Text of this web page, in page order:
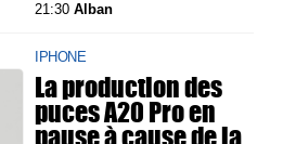
21:30Alban
IPHONE
La production des
puces A20 Pro en